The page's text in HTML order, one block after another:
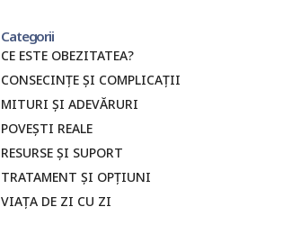
Categorii
CE ESTE OBEZITATEA?
CONSECINȚE ȘI COMPLICAȚII
MITURI ȘI ADEVĂRURI
POVEȘTI REALE
RESURSE ȘI SUPORT
TRATAMENT ȘI OPȚIUNI
VIAȚA DE ZI CU ZI